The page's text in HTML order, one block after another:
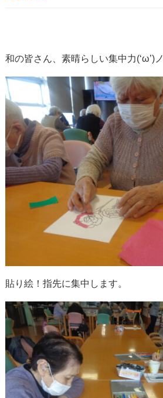
和の皆さん、素晴らしい集中力(‘ω’)ノ
貼り絵！指先に集中します。